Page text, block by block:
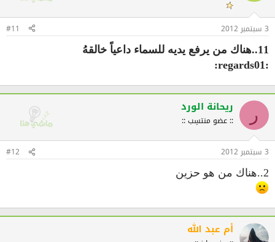
3 سبتمبر 2012 #11
11..هناك من يرفع يديه للسماء داعياً خالقهُ
:regards01:
ر ريحانة الورد
:: عضو منتسِب ::
3 سبتمبر 2012 #12
2..هناك من هو حزين
أم عبد الله